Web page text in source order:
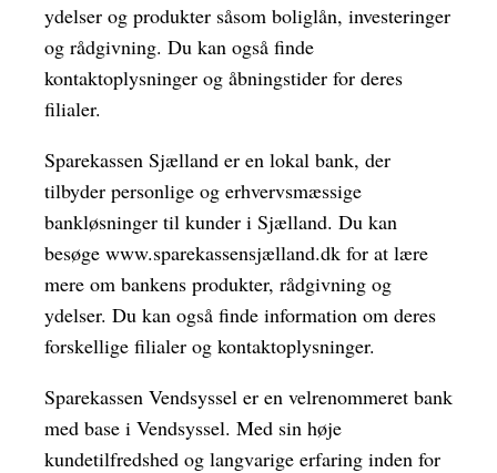
ydelser og produkter såsom boliglån, investeringer
og rådgivning. Du kan også finde
kontaktoplysninger og åbningstider for deres
filialer.
Sparekassen Sjælland er en lokal bank, der
tilbyder personlige og erhvervsmæssige
bankløsninger til kunder i Sjælland. Du kan
besøge www.sparekassensjælland.dk for at lære
mere om bankens produkter, rådgivning og
ydelser. Du kan også finde information om deres
forskellige filialer og kontaktoplysninger.
Sparekassen Vendsyssel er en velrenommeret bank
med base i Vendsyssel. Med sin høje
kundetilfredshed og langvarige erfaring inden for